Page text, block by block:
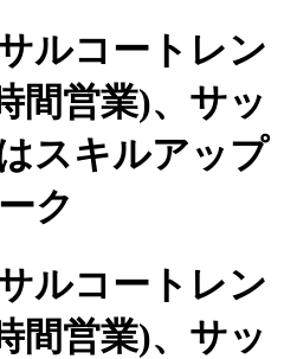
ルコートレン
間営業)、 サッ
スキルアップ
ク
ルコートレン
間営業)、サッ